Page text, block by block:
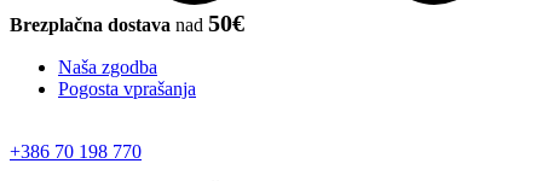
Brezplačna dostava nad 50€
Naša zgodba
Pogosta vprašanja
+386 70 198 770